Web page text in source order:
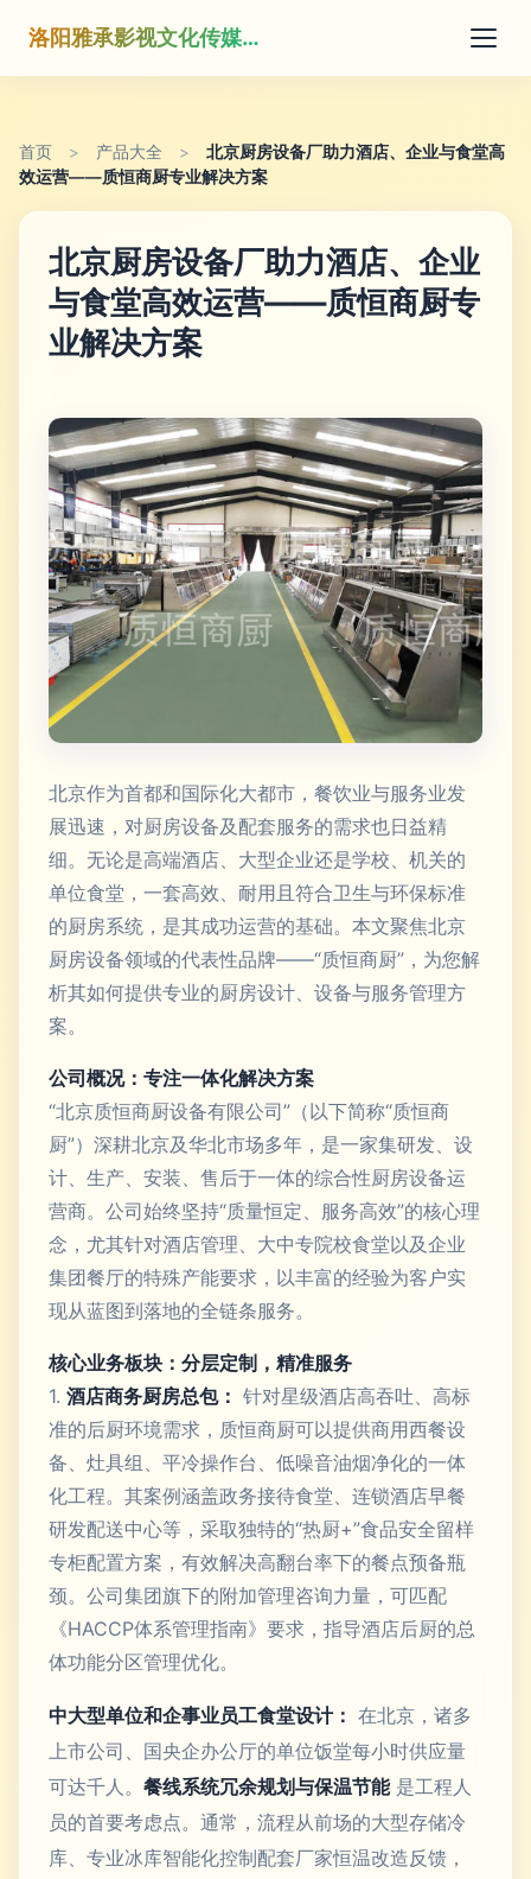
洛阳雅承影视文化传媒有限公司
首页 > 产品大全 >
北京厨房设备厂助力酒店、企业与食堂高
效运营——质恒商厨专业解决方案
北京厨房设备厂助力酒店、企业
与食堂高效运营——质恒商厨专
业解决方案
北京作为首都和国际化大都市，餐饮业与服务业发
展迅速，对厨房设备及配套服务的需求也日益精
细。无论是高端酒店、大型企业还是学校、机关的
单位食堂，一套高效、耐用且符合卫生与环保标准
的厨房系统，是其成功运营的基础。本文聚焦北京
厨房设备领域的代表性品牌——“质恒商厨”，为您解
析其如何提供专业的厨房设计、设备与服务管理方
案。
公司概况：专注一体化解决方案
“北京质恒商厨设备有限公司”（以下简称“质恒商
厨”）深耕北京及华北市场多年，是一家集研发、设
计、生产、安装、售后于一体的综合性厨房设备运
营商。公司始终坚持“质量恒定、服务高效”的核心理
念，尤其针对酒店管理、大中专院校食堂以及企业
集团餐厅的特殊产能要求，以丰富的经验为客户实
现从蓝图到落地的全链条服务。
核心业务板块：分层定制，精准服务
1. 酒店商务厨房总包： 针对星级酒店高吞吐、高标
准的后厨环境需求，质恒商厨可以提供商用西餐设
备、灶具组、平冷操作台、低噪音油烟净化的一体
化工程。其案例涵盖政务接待食堂、连锁酒店早餐
研发配送中心等，采取独特的“热厨+”食品安全留样
专柜配置方案，有效解决高翻台率下的餐点预备瓶
颈。公司集团旗下的附加管理咨询力量，可匹配
《HACCP体系管理指南》要求，指导酒店后厨的总
体功能分区管理优化。
中大型单位和企事业员工食堂设计： 在北京，诸多
上市公司、国央企办公厅的单位饭堂每小时供应量
可达千人。 餐线系统冗余规划与保温节能是工程人
员的首要考虑点。通常，流程从前场的大型存储冷
库、专业冰库智能化控制配套厂家恒温改造反馈，